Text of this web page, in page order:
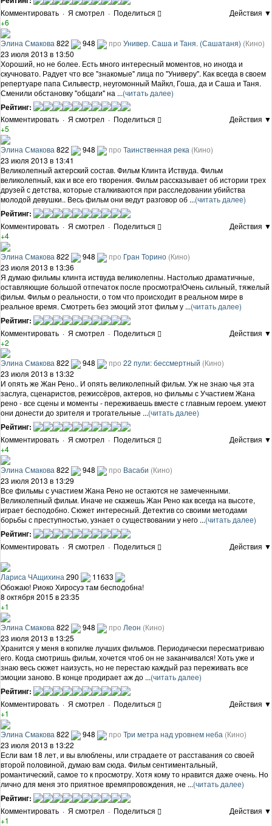
Комментировать · Я смотрел · Поделиться
Действия ▼
+6
Элина Смакова 822 948 про Универ. Саша и Таня. (Сашатаня) (Кино)
23 июля 2013 в 13:50
Хороший, но не более. Есть много интересный моментов, но иногда и
скучновато. Радует что все "знакомые" лица по "Универу". Как всегда в своем
репертуаре папа Сильвестр, неугомонный Майкл, Гоша, да и Саша и Таня.
Сменили обстановку "общаги" на ...(читать далее)
Рейтинг:
Комментировать · Я смотрел · Поделиться
Действия ▼
+5
Элина Смакова 822 948 про Таинственная река (Кино)
23 июля 2013 в 13:41
Великолепный актерский состав. Фильм Клинта Иствуда. Фильм
великолепный, как и все его творения. Фильм рассказывает об истории трех
друзей с детства, которые сталкиваются при расследовании убийства
молодой девушки.. Весь фильм они ведут разговор об ...(читать далее)
Рейтинг:
Комментировать · Я смотрел · Поделиться
Действия ▼
+4
Элина Смакова 822 948 про Гран Торино (Кино)
23 июля 2013 в 13:36
Я думаю фильмы клинта иствуда великолепны. Настолько драматичные,
оставляющие большой отпечаток после просмотра!Очень сильный, тяжелый
фильм. Фильм о реальности, о том что происходит в реальном мире в
реальное время. Смотреть без эмоций этот фильм у ...(читать далее)
Рейтинг:
Комментировать · Я смотрел · Поделиться
Действия ▼
+2
Элина Смакова 822 948 про 22 пули: бессмертный (Кино)
23 июля 2013 в 13:32
И опять же Жан Рено.. И опять великолепный фильм. Уж не знаю чья эта
заслуга, сценаристов, режиссёров, актеров, но фильмы с Участием Жана
рено - все сцены и моменты - переживаешь вместе с главным героем. умеют
они донести до зрителя и трогательные ...(читать далее)
Рейтинг:
Комментировать · Я смотрел · Поделиться
Действия ▼
+4
Элина Смакова 822 948 про Васаби (Кино)
23 июля 2013 в 13:29
Все фильмы с участием Жана Рено не остаются не замеченными.
Великолепный фильм. Иначе не скажешь Жан Рено как всегда на высоте,
играет бесподобно. Сюжет интересный. Детектив со своими методами
борьбы с преступностью, узнает о существовании у него ...(читать далее)
Рейтинг:
Комментировать · Я смотрел · Поделиться Действия ▼
Лариса ЧАщихина 290
11633
Обожаю! Риоко Хиросуэ там бесподобна!
8 октября 2015 в 23:35
+1
Элина Смакова 822 948 про Леон (Кино)
23 июля 2013 в 13:25
Хранится у меня в копилке лучших фильмов. Периодически пересматриваю
его. Когда смотришь фильм, хочется чтоб он не заканчивался! Хоть уже и
знаю весь сюжет наизусть, но не перестаю каждый раз переживать все
эмоции заново. В конце продирает аж до ...(читать далее)
Рейтинг:
Комментировать · Я смотрел · Поделиться
Действия ▼
+1
Элина Смакова 822 948 про Три метра над уровнем неба (Кино)
23 июля 2013 в 13:22
Если вам 18 лет, и вы влюблены, или страдаете от расставания со своей
второй половиной, думаю вам сюда. Фильм сентиментальный,
романтический, самое то к просмотру. Хотя кому то нравится даже очень. Но
лично для меня это приятное времяпровождения, не ...(читать далее)
Рейтинг:
Комментировать · Я смотрел · Поделиться
Действия ▼
+1